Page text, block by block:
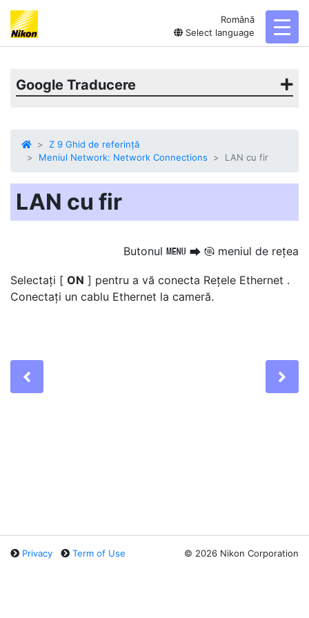
Română
Select language
Google Traducere
Z 9 Ghid de referință
Meniul Network: Network Connections
LAN cu fir
LAN cu fir
Butonul G U F meniul de rețea
Selectați [ ON ] pentru a vă conecta Rețele Ethernet .
Conectați un cablu Ethernet la cameră.
Privacy Term of Use © 2026 Nikon Corporation